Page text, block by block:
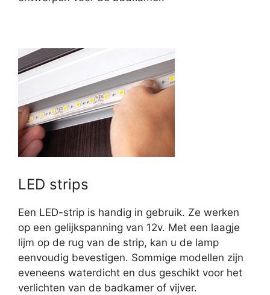
LED strips
Een LED-strip is handig in gebruik. Ze werken
op een gelijkspanning van 12v. Met een laagje
lijm op de rug van de strip, kan u de lamp
eenvoudig bevestigen. Sommige modellen zijn
eveneens waterdicht en dus geschikt voor het
verlichten van de badkamer of vijver.